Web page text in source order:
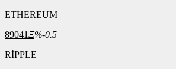
ETHEREUM
89041Ξ%-0.5
RİPPLE